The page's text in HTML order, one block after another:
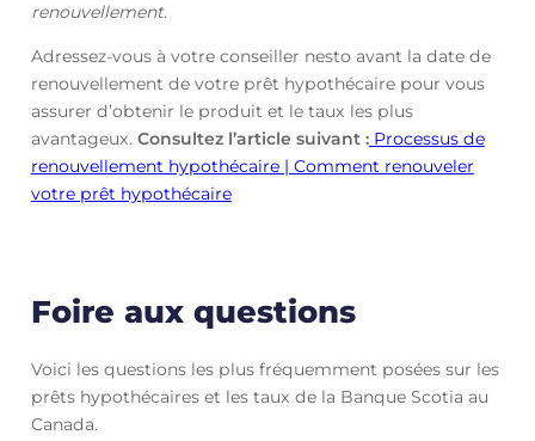
renouvellement.
Adressez-vous à votre conseiller nesto avant la date de
renouvellement de votre prêt hypothécaire pour vous
assurer d’obtenir le produit et le taux les plus
avantageux. Consultez l’article suivant :Processus de
renouvellement hypothécaire | Comment renouveler
votre prêt hypothécaire
Foire aux questions
Voici les questions les plus fréquemment posées sur les
prêts hypothécaires et les taux de la Banque Scotia au
Canada.